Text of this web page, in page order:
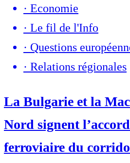
· Economie
· Le fil de l'Info
· Questions
· Relations régionales
La Bulgarie et la
Nord signent
ferroviaire du